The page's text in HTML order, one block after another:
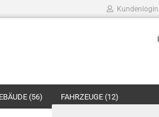
Kundenlogin
(56) FAHRZEUGE (12)